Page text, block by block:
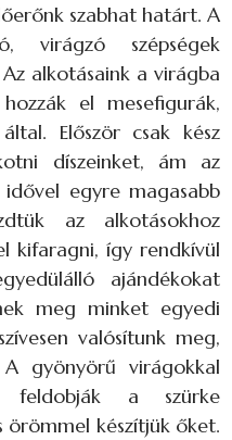
szabhat határt. A
virágzó szépségek
alkotásaink a virágba
el mesefigurák,
Először csak kész
díszeinket, ám az
egyre magasabb
az alkotásokhoz
kifaragni, így rendkívül
ajándékokat
meg minket egyedi
valósítunk meg,
gyönyörű virágokkal
feldobják a szürke
örömmel készítjük őket.